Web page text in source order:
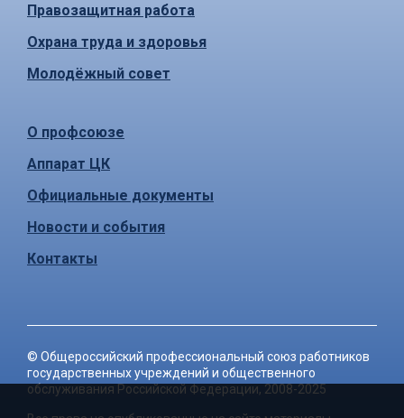
Правозащитная работа
Охрана труда и здоровья
Молодёжный совет
О профсоюзе
Аппарат ЦК
Официальные документы
Новости и события
Контакты
© Общероссийский профессиональный союз работников
государственных учреждений и общественного
обслуживания Российской Федерации, 2008-2025